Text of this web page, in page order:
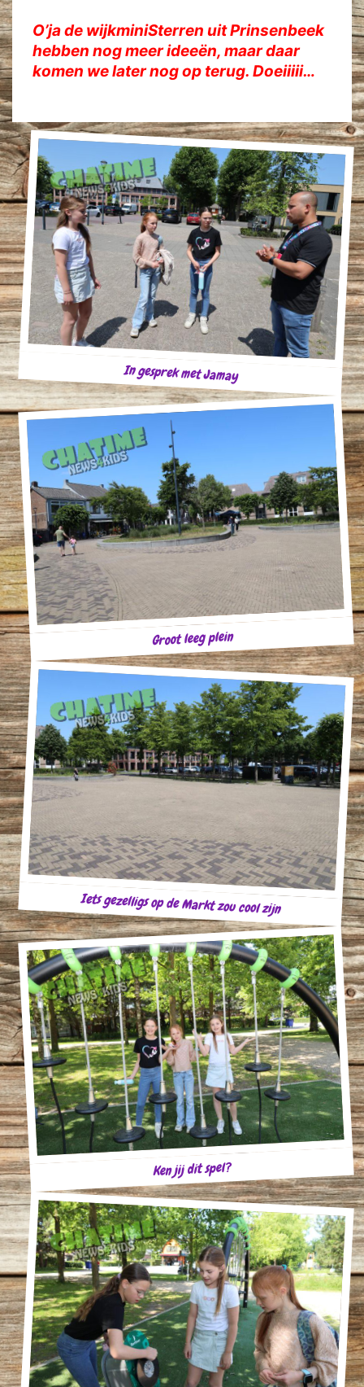
O’ja de wijkminiSterren uit Prinsenbeek
hebben nog meer ideeën, maar daar
komen welater nog op terug. Doeiiiii…
In gesprek met Jamay
Groot leeg plein
Iets gezelligs op de Markt zou cool zijn
Ken jij dit spel?